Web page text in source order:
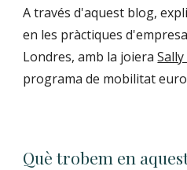
A través d'aquest blog,
en les pràctiques
Londres, amb la joiera
programa de mobilitat
Què trobem en